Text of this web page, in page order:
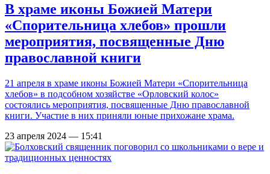
В храме иконы Божией Матери
«Спорительница хлебов» прошли
мероприятия, посвященные Дню
православной книги
21 апреля в храме иконы Божией Матери «Спорительница
хлебов» в подсобном хозяйстве «Орловский колос»
состоялись мероприятия, посвященные Дню православной
книги. Участие в них приняли юные прихожане храма.
23 апреля 2024 — 15:41